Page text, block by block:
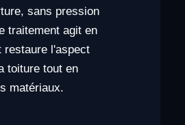
sans pression
traitement agit en
restaure l'aspect
toiture tout en
matériaux.